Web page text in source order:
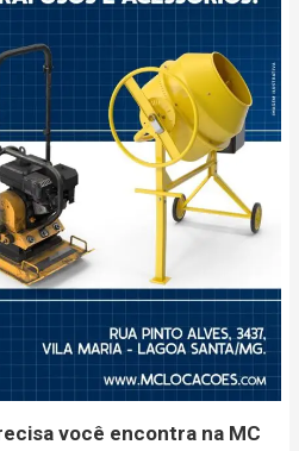
você encontra na MC